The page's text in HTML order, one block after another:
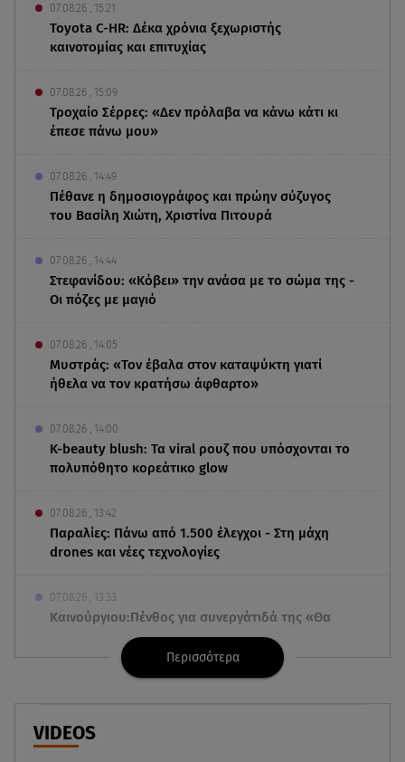
07.08.26 , 15:21
Toyota C-HR: Δέκα χρόνια ξεχωριστής
καινοτομίας και επιτυχίας
07.08.26 , 15:09
Τροχαίο Σέρρες: «Δεν πρόλαβα να κάνω κάτι κι
έπεσε πάνω μου»
07.08.26 , 14:49
Πέθανε η δημοσιογράφος και πρώην σύζυγος
του Βασίλη Χιώτη, Χριστίνα Πιτουρά
07.08.26 , 14:44
Στεφανίδου: «Κόβει» την ανάσα με το σώμα της -
Οι πόζες με μαγιό
07.08.26 , 14:05
Μυστράς: «Τον έβαλα στον καταψύκτη γιατί
ήθελα να τον κρατήσω άφθαρτο»
07.08.26 , 14:00
K-beauty blush: Τα viral ρουζ που υπόσχονται το
πολυπόθητο κορεάτικο glow
07.08.26 , 13:42
Παραλίες: Πάνω από 1.500 έλεγχοι - Στη μάχη
drones και νέες τεχνολογίες
07.08.26 , 13:33
Καινούργιου:Πένθος για συνεργάτιδά της «Θα
μου λείπεις πάντα και για πάντα»
Γιάννης Στάνκογλου: Δείτε τον έφηβο με μακριά
Περισσότερα
VIDEOS